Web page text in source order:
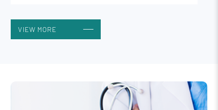
2026/08
中國附醫癌症中心 1樓階梯教室
VIEW MORE